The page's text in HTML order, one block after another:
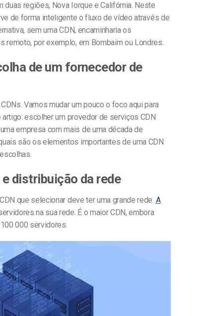
regiões, Nova Iorque e Califórnia. Neste
de forma inteligente o fluxo de vídeo através de
sem uma CDN, encaminharia os
por exemplo, em Bombaim ou Londres.
de um fornecedor de
Vamos mudar um pouco o foco aqui para
escolher um provedor de serviços CDN
empresa com mais de uma década de
são os elementos importantes de uma CDN
distribuição da rede
que selecionar deve ter uma grande rede. A
na sua rede. É o maior CDN, embora
000 servidores.